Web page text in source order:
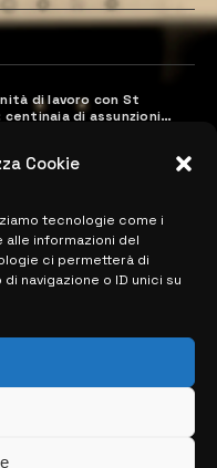
Cookie
tecnologie come i
informazioni del
ci permetterà di
navigazione o ID unici su
di lavoro con St
di assunzioni